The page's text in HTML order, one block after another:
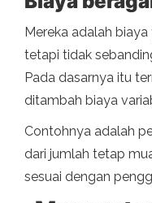
Mereka adalah
tetapi tidak
Pada dasarnya itu
ditambah biaya
Contohnya adalah
dari jumlah tetap
sesuai dengan